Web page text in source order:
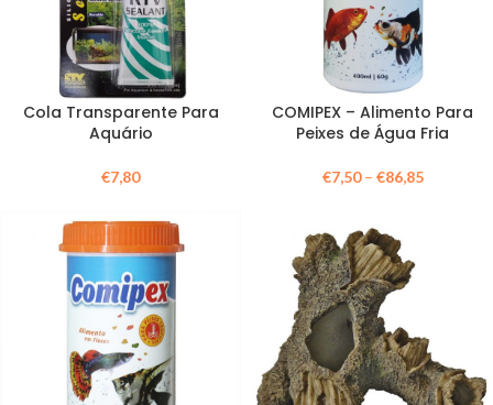
Cola Transparente Para
Aquário
€7,80
COMIPEX – Alimento Para
Peixes de Água Fria
€7,50– €86,85